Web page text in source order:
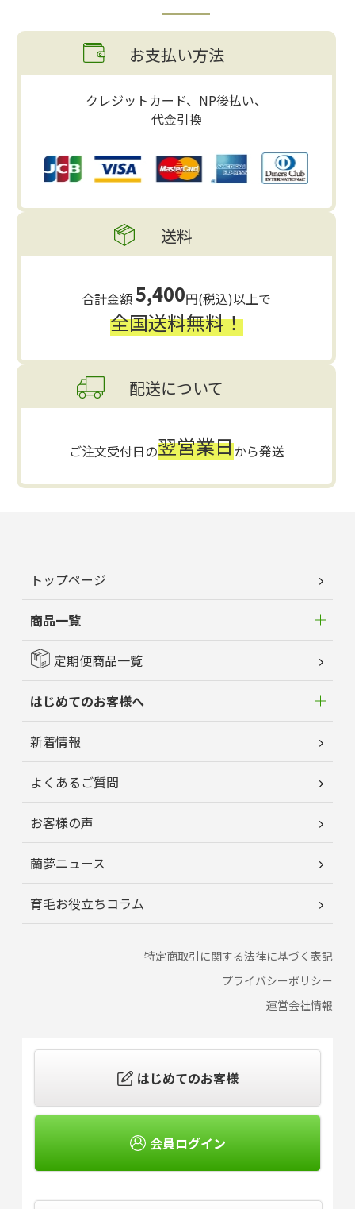
お支払い方法
クレジットカード、NP後払い、
代金引換
送料
合計金額5,400円(税込)以上で
全国送料無料！
配送について
ご注文受付日の翌営業日から発送
トップページ
商品一覧
定期便商品一覧
はじめてのお客様へ
新着情報
よくあるご質問
お客様の声
蘭夢ニュース
育毛お役立ちコラム
特定商取引に関する法律に基づく表記
プライバシーポリシー
運営会社情報
はじめてのお客様
会員ログイン